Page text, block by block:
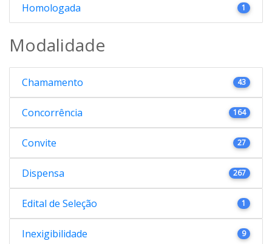
Homologada 1
Modalidade
Chamamento 43
Concorrência 164
Convite 27
Dispensa 267
Edital de Seleção 1
Inexigibilidade 9